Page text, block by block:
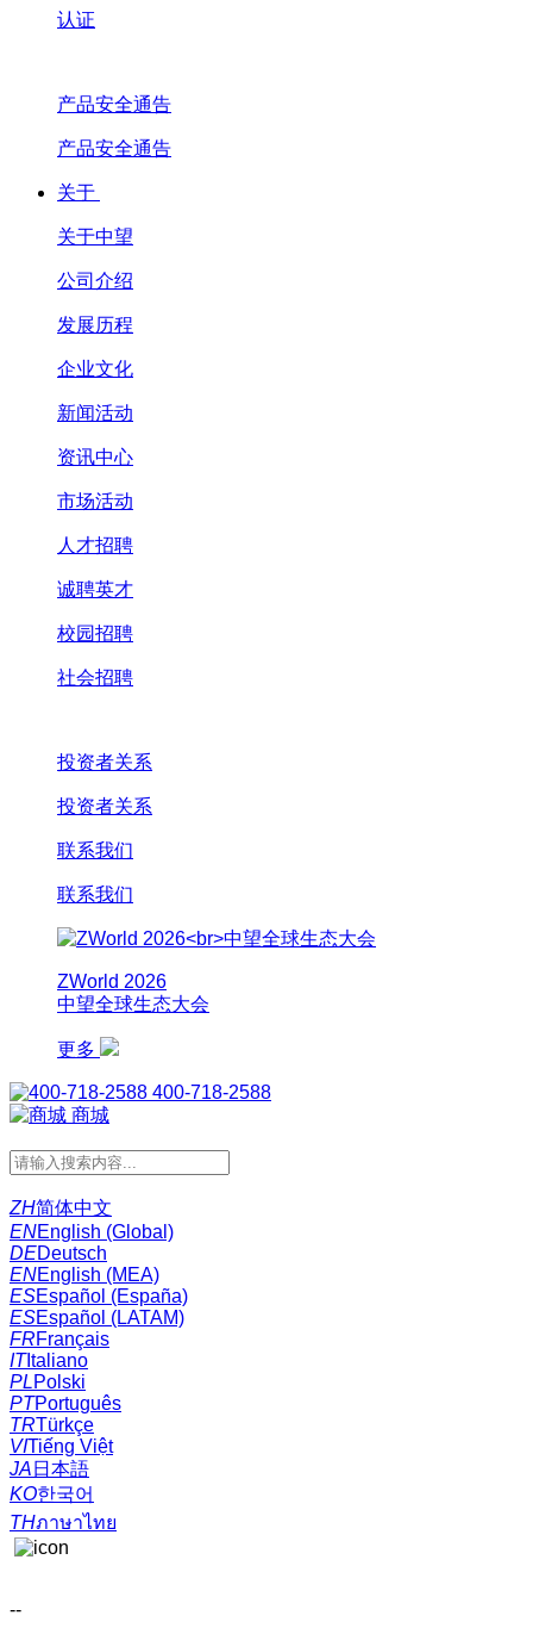
认证
产品安全通告
产品安全通告
关于
关于中望
公司介绍
发展历程
企业文化
新闻活动
资讯中心
市场活动
人才招聘
诚聘英才
校园招聘
社会招聘
投资者关系
投资者关系
联系我们
联系我们
ZWorld 2026
中望全球生态大会
更多
400-718-2588
商城
ZH简体中文
ENEnglish (Global)
DEDeutsch
ENEnglish (MEA)
ESEspañol (España)
ESEspañol (LATAM)
FRFrançais
ITItaliano
PLPolski
PTPortuguês
TRTürkçe
VITiếng Việt
JA 日本語
KO한국어
THภาษาไทย
--